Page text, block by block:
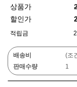
상품가
할인가
적립금
배송비
(조
판매수량
1